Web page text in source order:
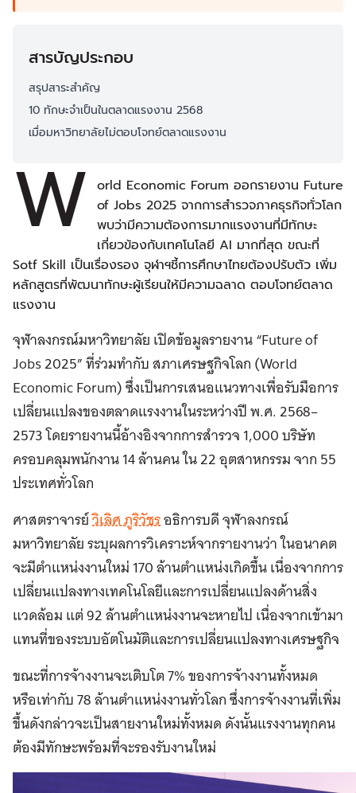
สารบัญประกอบ
สรุปสาระสำคัญ
10 ทักษะจำเป็นในตลาดแรงงาน 2568
เมื่อมหาวิทยาลัยไม่ตอบโจทย์ตลาดแรงงาน
W orld Economic Forum ออกรายงาน Future
of Jobs 2025 จากการสำรวจภาคธุรกิจทั่วโลก
พบว่ามีความต้องการมากแรงงานที่มีทักษะ
เกี่ยวข้องกับเทคโนโลยี AI มากที่สุด ขณะที่
Sotf Skill เป็นเรื่องรอง จุฬาฯชี้การศึกษาไทยต้องปรับตัว เพิ่ม
หลักสูตรที่พัฒนาทักษะผู้เรียนให้มีความฉลาด ตอบโจทย์ตลาด
แรงงาน
จุฬาลงกรณ์มหาวิทยาลัย เปิดข้อมูลรายงาน “Future of
Jobs 2025” ที่ร่วมทำกับ สภาเศรษฐกิจโลก (World
Economic Forum) ซึ่งเป็นการเสนอแนวทางเพื่อรับมือการ
เปลี่ยนแปลงของตลาดแรงงานในระหว่างปี พ.ศ. 2568–
2573 โดยรายงานนี้อ้างอิงจากการสำรวจ 1,000 บริษัท
ครอบคลุมพนักงาน 14 ล้านคน ใน 22 อุตสาหกรรม จาก 55
ประเทศทั่วโลก
ศาสตราจารย์วิเลิศ ภูริวัชรอธิการบดี จุฬาลงกรณ์
มหาวิทยาลัย ระบุผลการวิเคราะห์จากรายงานว่า ในอนาคต
จะมีตำแหน่งงานใหม่ 170 ล้านตำแหน่งเกิดขึ้น เนื่องจากการ
เปลี่ยนแปลงทางเทคโนโลยีและการเปลี่ยนแปลงด้านสิ่ง
แวดล้อม แต่ 92 ล้านตำแหน่งงานจะหายไป เนื่องจากเข้ามา
แทนที่ของระบบอัตโนมัติและการเปลี่ยนแปลงทางเศรษฐกิจ
ขณะที่การจ้างงานจะเติบโต 7% ของการจ้างงานทั้งหมด
หรือเท่ากับ 78 ล้านตำแหน่งงานทั่วโลก ซึ่งการจ้างงานที่เพิ่ม
ขึ้นดังกล่าวจะเป็นสายงานใหม่ทั้งหมด ดังนั้นแรงงานทุกคน
ต้องมีทักษะพร้อมที่จะรองรับงานใหม่